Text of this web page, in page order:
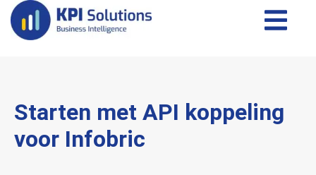
Starten met API koppeling
voor Infobric